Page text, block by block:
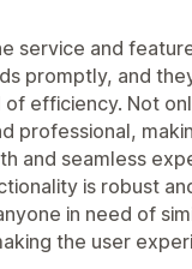
service and
promptly, and
efficiency. Not
professional,
and seamless
is robust
in need of
the user